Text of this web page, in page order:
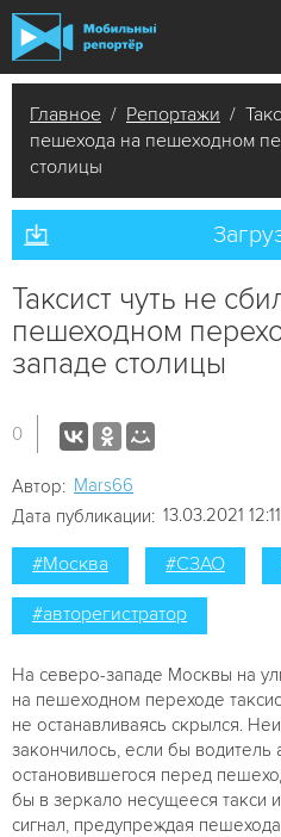
Главное / Репортажи /
пешехода на пешеходном
столицы
Таксист чуть не
пешеходном
западе столицы
0
Автор: Mars66
Дата публикации: 13.03.2021 12:11
#Москва #СЗАО
#авторегистратор
На северо-западе Москвы на
на пешеходном переходе
не останавливаясь скрылся.
закончилось, если бы водитель
остановившегося перед
бы в зеркало несущееся такси
сигнал, предупреждая пешехода